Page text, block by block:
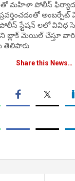
మహిళా పోలీస్
లలో వివిధ
బ్లాక్ మెయిల్ చేస్తూ
తెలిపారు.
Share this News…